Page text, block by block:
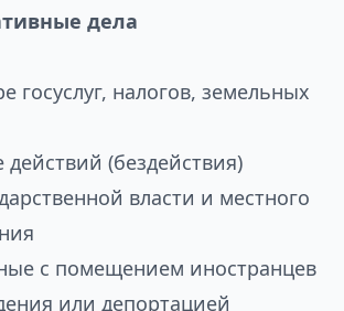
дела
госуслуг, налогов, земельных
(бездействия)
власти и местного
с помещением иностранцев
или депортацией